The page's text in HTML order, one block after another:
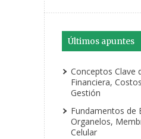
Últimos apuntes
Conceptos Clave
Financiera,
Gestión
Fundamentos de
Organelos,
Celular